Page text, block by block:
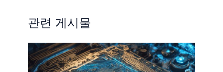
관련 게시물